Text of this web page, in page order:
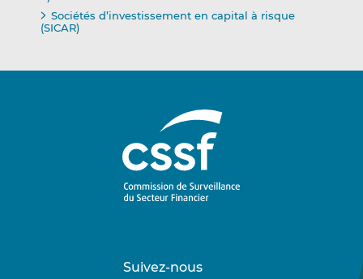
Sociétés d’investissement en capital à risque
(SICAR)
Suivez-nous